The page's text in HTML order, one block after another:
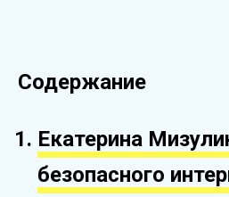
Содержание
Екатерина
безопасного